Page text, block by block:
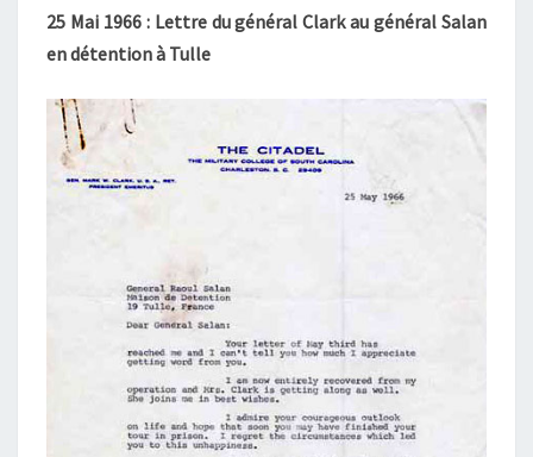
25 Mai 1966 : Lettre du général Clark au général Salan
en détention à Tulle